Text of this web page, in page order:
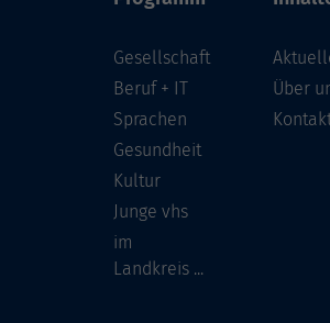
Gesellschaft
Beruf + IT
Sprachen
Gesundheit
Kultur
Junge vhs
im
Landkreis ...
Über